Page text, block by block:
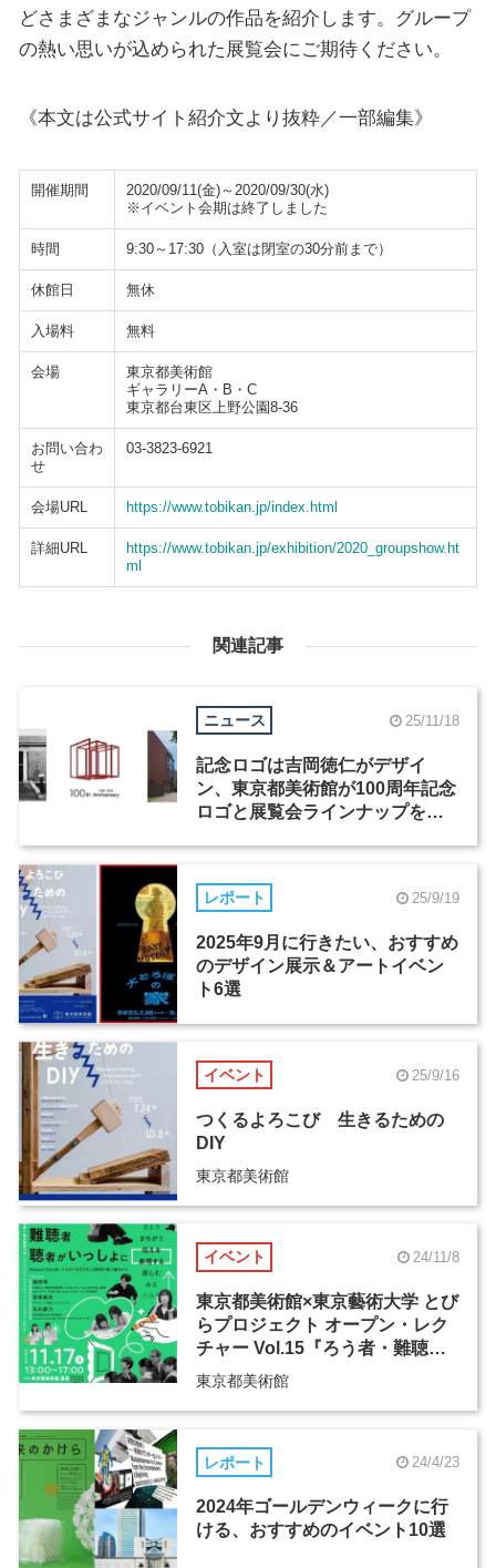
どさまざまなジャンルの作品を紹介します。グループ
の熱い思いが込められた展覧会にご期待ください。
《本文は公式サイト紹介文より抜粋／一部編集》
開催期間
2020/09/11(金)～2020/09/30(水)
※イベント会期は終了しました
時間 9:30～17:30（入室は閉室の30分前まで）
休館日 無休
入場料 無料
会場
東京都美術館
ギャラリーA・B・C
東京都台東区上野公園8-36
お問い合わ
せ
03-3823-6921
会場URL https://www.tobikan.jp/index.html
詳細URL
https://www.tobikan.jp/exhibition/2020_groupshow.ht
ml
関連記事
ニュース 25/11/18
記念ロゴは吉岡徳仁がデザイ
ン、東京都美術館が100周年記念
ロゴと展覧会ラインナップを発
レポート 25/9/19
2025年9月に行きたい、おすすめ
のデザイン展示＆アートイベン
ト6選
イベント 25/9/16
つくるよろこび 生きるための
DIY
東京都美術館
イベント 24/11/8
東京都美術館×東京藝術大学 とび
らプロジェクト オープン・レク
チャー Vol.15『ろう者・難聴
者・聴者がいっしょに
「 」』
東京都美術館
レポート 24/4/23
2024年ゴールデンウィークに行
ける、おすすめのイベント10選